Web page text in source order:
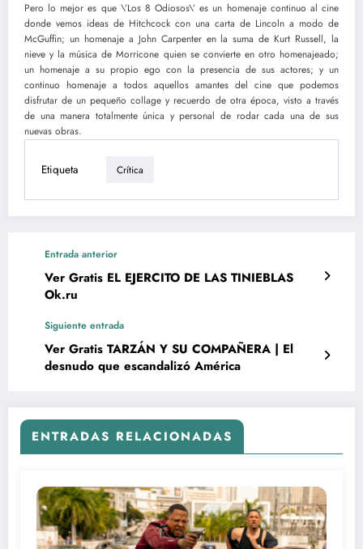
Pero lo mejor es que \’Los 8 Odiosos\’ es un homenaje continuo al cine
donde vemos ideas de Hitchcock con una carta de Lincoln a modo de
McGuffin; un homenaje a John Carpenter en la suma de Kurt Russell, la
nieve y la música de Morricone quien se convierte en otro homenajeado;
un homenaje a su propio ego con la presencia de sus actores; y un
continuo homenaje a todos aquellos amantes del cine que podemos
disfrutar de un pequeño collage y recuerdo de otra época, visto a través
de una manera totalmente única y personal de rodar cada una de sus
nuevas obras.
Etiqueta Crítica
Entrada anterior
Ver Gratis EL EJERCITO DE LAS TINIEBLAS
Ok.ru
Siguiente entrada
Ver Gratis TARZÁN Y SU COMPAÑERA | El
desnudo que escandalizó América
ENTRADAS RELACIONADAS